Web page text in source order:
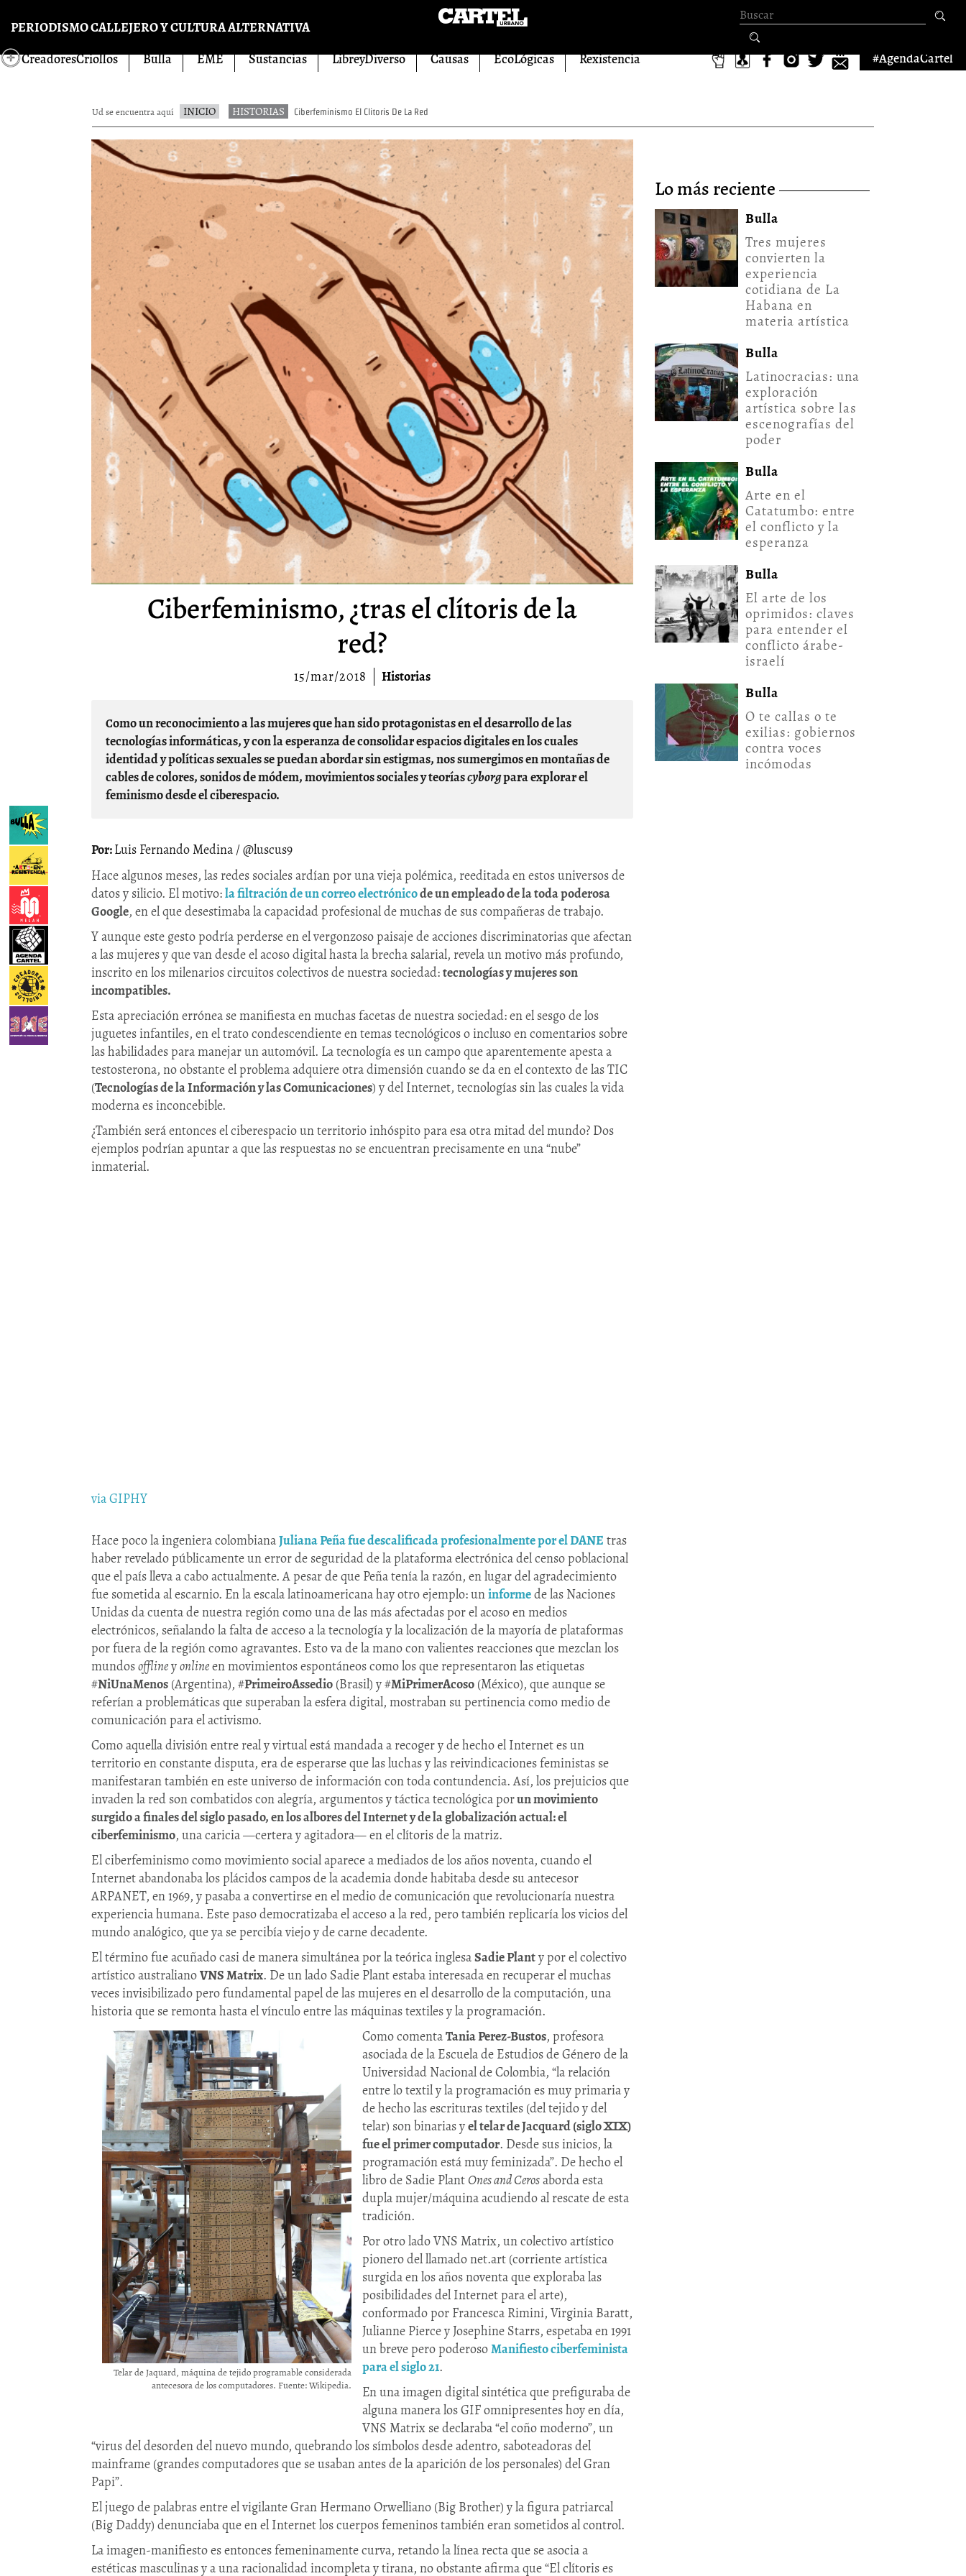
PERIODISMO CALLEJERO Y CULTURA ALTERNATIVA
Formulario de
búsqueda
CreadoresCriollos Bulla EME Sustancias LibreyDiverso Causas EcoLógicas Rexistencia #AgendaCartel
Ud se encuentra aquí INICIO HISTORIAS Ciberfeminismo El Clitoris De La Red
Ciberfeminismo, ¿tras el clítoris de la
red?
15/mar/2018 Historias
Como un reconocimiento a las mujeres que han sido protagonistas en el desarrollo de las
tecnologías informáticas, y con la esperanza de consolidar espacios digitales en los cuales
identidad y políticas sexuales se puedan abordar sin estigmas, nos sumergimos en montañas de
cables de colores, sonidos de módem, movimientos sociales y teoríascyborgpara explorar el
feminismo desde el ciberespacio.
Luis Fernando Medina / @luscus9
Hace algunos meses, las redes sociales ardían por una vieja polémica, reeditada en estos universos de
datos y silicio. El motivo:la filtración de un correo electrónicode un empleado de la toda poderosa
Google, en el que desestimaba la capacidad profesional de muchas de sus compañeras de trabajo.
Y aunque este gesto podría perderse en el vergonzoso paisaje de acciones discriminatorias que afectan
a las mujeres y que van desde el acoso digital hasta la brecha salarial, revela un motivo más profundo,
inscrito en los milenarios circuitos colectivos de nuestra sociedad:tecnologías y mujeres son
incompatibles.
Esta apreciación errónea se manifiesta en muchas facetas de nuestra sociedad: en el sesgo de los
juguetes infantiles, en el trato condescendiente en temas tecnológicos o incluso en comentarios sobre
las habilidades para manejar un automóvil. La tecnología es un campo que aparentemente apesta a
testosterona, no obstante el problema adquiere otra dimensión cuando se da en el contexto de las TIC
(Tecnologías de la Información y las Comunicaciones) y del Internet, tecnologías sin las cuales la vida
moderna es inconcebible.
¿También será entonces el ciberespacio un territorio inhóspito para esa otra mitad del mundo? Dos
ejemplos podrían apuntar a que las respuestas no se encuentran precisamente en una “nube”
inmaterial.
via GIPHY
Hace poco la ingeniera colombianaJuliana Peña fue descalificada profesionalmente por el DANE tras
haber revelado públicamente un error de seguridad de la plataforma electrónica del censo poblacional
que el país lleva a cabo actualmente. A pesar de que Peña tenía la razón, en lugar del agradecimiento
fue sometida al escarnio. En la escala latinoamericana hay otro ejemplo: uninformede las Naciones
Unidas da cuenta de nuestra región como una de las más afectadas por el acoso en medios
electrónicos, señalando la falta de acceso a la tecnología y la localización de la mayoría de plataformas
por fuera de la región como agravantes. Esto va de la mano con valientes reacciones que mezclan los
mundosofflineyonlineen movimientos espontáneos como los que representaron las etiquetas
#NiUnaMenos (Argentina), #PrimeiroAssedio (Brasil) y #MiPrimerAcoso (México), que aunque se
referían a problemáticas que superaban la esfera digital, mostraban su pertinencia como medio de
comunicación para el activismo.
Como aquella división entre real y virtual está mandada a recoger y de hecho el Internet es un
territorio en constante disputa, era de esperarse que las luchas y las reivindicaciones feministas se
manifestaran también en este universo de información con toda contundencia. Así, los prejuicios que
invaden la red son combatidos con alegría, argumentos y táctica tecnológica porun movimiento
surgido a finales del siglo pasado, en los albores del Internet y de la globalización actual: el
ciberfeminismo, una caricia —certera y agitadora— en el clítoris de la matriz.
El ciberfeminismo como movimiento social aparece a mediados de los años noventa, cuando el
Internet abandonaba los plácidos campos de la academia donde habitaba desde su antecesor
ARPANET, en 1969, y pasaba a convertirse en el medio de comunicación que revolucionaría nuestra
experiencia humana. Este paso democratizaba el acceso a la red, pero también replicaría los vicios del
mundo analógico, que ya se percibía viejo y de carne decadente.
El término fue acuñado casi de manera simultánea por la teórica inglesaSadie Planty por el colectivo
artístico australianoVNS Matrix. De un lado Sadie Plant estaba interesada en recuperar el muchas
veces invisibilizado pero fundamental papel de las mujeres en el desarrollo de la computación, una
historia que se remonta hasta el vínculo entre las máquinas textiles y la programación.
Telar de Jaquard, máquina de tejido programable considerada
antecesora de los computadores. Fuente: Wikipedia.
Como comentaTania Perez-Bustos, profesora
asociada de la Escuela de Estudios de Género de la
Universidad Nacional de Colombia, “la relación
entre lo textil y la programación es muy primaria y
de hecho las escrituras textiles (del tejido y del
telar) son binarias yel telar de Jacquard (siglo XIX)
fue el primer computador. Desde sus inicios, la
programación está muy feminizada”. De hecho el
libro de Sadie PlantOnes and Cerosaborda esta
dupla mujer/máquina acudiendo al rescate de esta
tradición.
Por otro lado VNS Matrix, un colectivo artístico
pionero del llamado net.art (corriente artística
surgida en los años noventa que exploraba las
posibilidades del Internet para el arte),
conformado por Francesca Rimini, Virginia Baratt,
Julianne Pierce y Josephine Starrs, espetaba en 1991
un breve pero poderosoManifiesto ciberfeminista
para el siglo 21.
En una imagen digital sintética que prefiguraba de
alguna manera los GIF omnipresentes hoy en día,
VNS Matrix se declaraba “el coño moderno”, un
“virus del desorden del nuevo mundo, quebrando los símbolos desde adentro, saboteadoras del
mainframe (grandes computadores que se usaban antes de la aparición de los personales) del Gran
Papi”.
El juego de palabras entre el vigilante Gran Hermano Orwelliano (Big Brother) y la figura patriarcal
(Big Daddy) denunciaba que en el Internet los cuerpos femeninos también eran sometidos al control.
La imagen-manifiesto es entonces femeninamente curva, retando la línea recta que se asocia a
estéticas masculinas y a una racionalidad incompleta y tirana, no obstante afirma que “El clítoris es
lo más reciente
Bulla
Tres mujeres
convierten la
experiencia
cotidiana de La
Habana en
materia artística
Bulla
Latinocracias: una
exploración
artística sobre las
escenografías del
poder
Bulla
Arte en el
Catatumbo: entre
el conflicto y la
esperanza
Bulla
El arte de los
oprimidos: claves
para entender el
conflicto árabe-
israelí
Bulla
O te callas o te
exilias: gobiernos
contra voces
incómodas